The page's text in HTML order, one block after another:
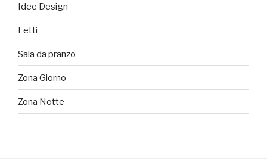
Idee Design
Letti
Sala da pranzo
Zona Giorno
Zona Notte